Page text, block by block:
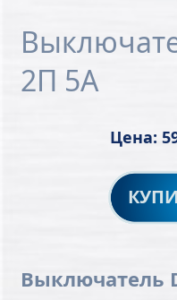
2П 5А
Цена:
Выключатель